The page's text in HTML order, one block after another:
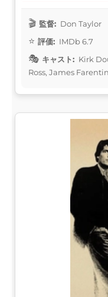
監督: Don Taylor
評価: IMDb 6.7
キャスト: Kirk
Ross, James